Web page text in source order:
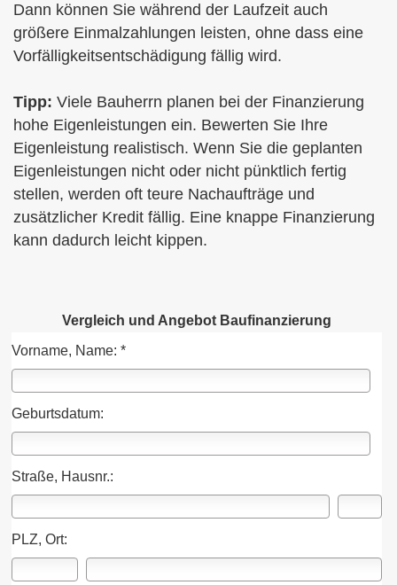
Dann können Sie während der Laufzeit auch
größere Einmalzahlungen leisten, ohne dass eine
Vorfälligkeitsentschädigung fällig wird.
Tipp: Viele Bauherrn planen bei der Finanzierung
hohe Eigenleistungen ein. Bewerten Sie Ihre
Eigenleistung realistisch. Wenn Sie die geplanten
Eigenleistungen nicht oder nicht pünktlich fertig
stellen, werden oft teure Nachaufträge und
zusätzlicher Kredit fällig. Eine knappe Finanzierung
kann dadurch leicht kippen.
Vergleich und Angebot Baufinanzierung
Vorname, Name: *
Geburts­datum:
Straße, Hausnr.:
PLZ, Ort: